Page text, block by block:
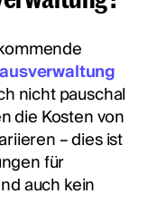
nicht pauschal
die Kosten von
– dies ist
für
auch kein